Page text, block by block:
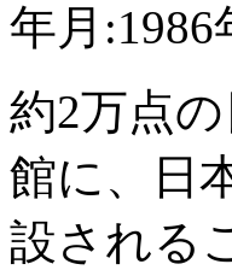
年月:1986
約2万点
館に、日
設される